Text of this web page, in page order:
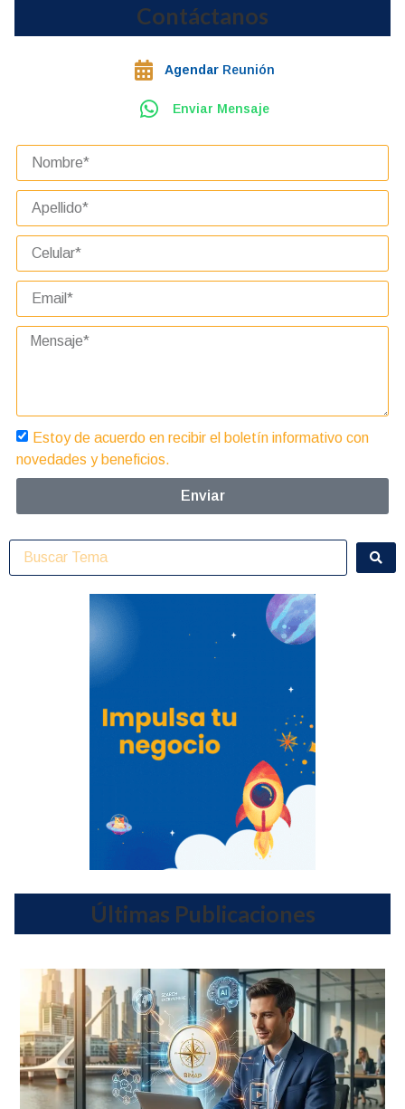
Contáctanos
Agendar Reunión
Enviar Mensaje
Estoy de acuerdo en recibir el boletín informativo con
novedades y beneficios.
Enviar
Últimas Publicaciones